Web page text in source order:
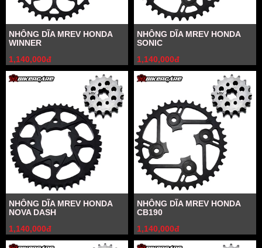
NHÔNG DĨA MREV HONDA
WINNER
1,140,000đ
NHÔNG DĨA MREV HONDA
SONIC
1,140,000đ
NHÔNG DĨA MREV HONDA
NOVA DASH
1,140,000đ
NHÔNG DĨA MREV HONDA
CB190
1,140,000đ